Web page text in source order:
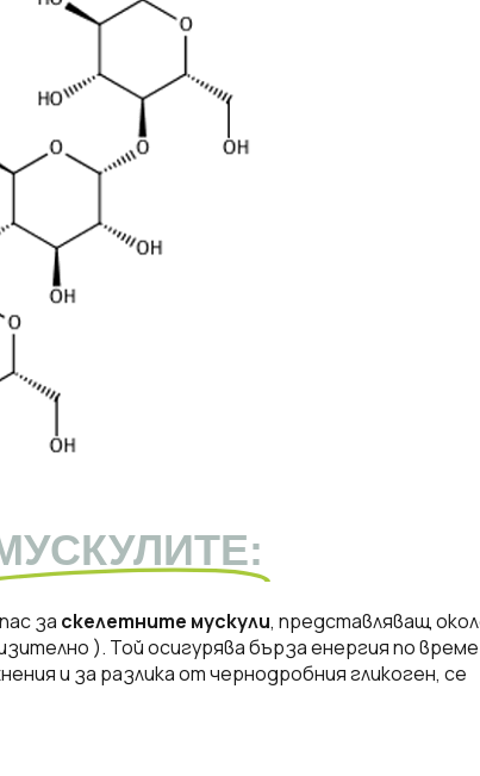
за скелетните мускули, представляващ
). Той осигурява бърза енергия по
и за разлика от чернодробния гликоген, се